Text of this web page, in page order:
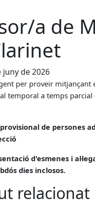
a de
juny de 2026
per proveir mitjançant
temporal a temps
de persones
d'esmenes i
dies inclosos.
relacionat